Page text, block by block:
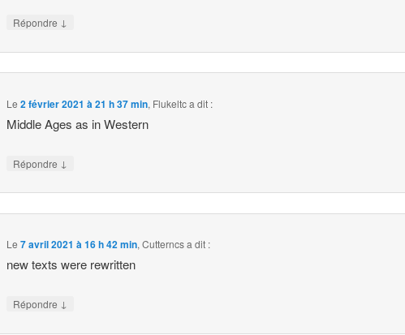
Répondre ↓
Le2 février 2021 à 21 h 37 min, Flukeltca dit :
Middle Ages as in Western
Répondre ↓
Le7 avril 2021 à 16 h 42 min,Cutterncsa dit :
new texts were rewritten
Répondre ↓